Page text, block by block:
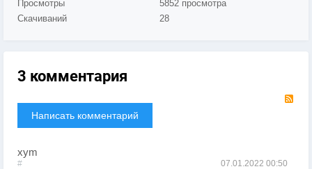
Просмотры
5852 просмотра
Скачиваний
28
3 комментария
Написать комментарий
xym
07.01.2022 00:50
#